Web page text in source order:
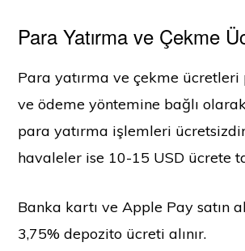
Para Yatırma ve Çekme
Para yatırma ve çekme
ve ödeme yöntemine bağlı
para yatırma işlemleri
havaleler ise 10-15 USD ücrete
Banka kartı ve Apple Pay satın
3,75% depozito ücreti alınır.